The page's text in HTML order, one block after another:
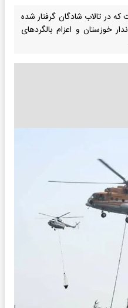
در تالاب شادگان گرفتار شده
خوزستان و اعزام بالگردهای